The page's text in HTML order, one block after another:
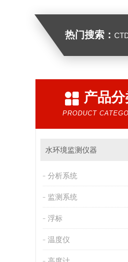
热门搜索： CTD采水器，
产品
PRODUCT
水环境监测仪器
分析系统
监测系统
浮标
温度仪